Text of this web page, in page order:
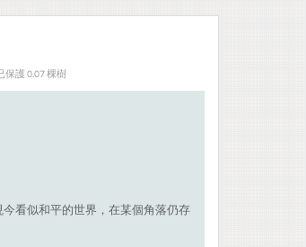
保護 0.07 棵樹
看似和平的世界，在某個角落仍存